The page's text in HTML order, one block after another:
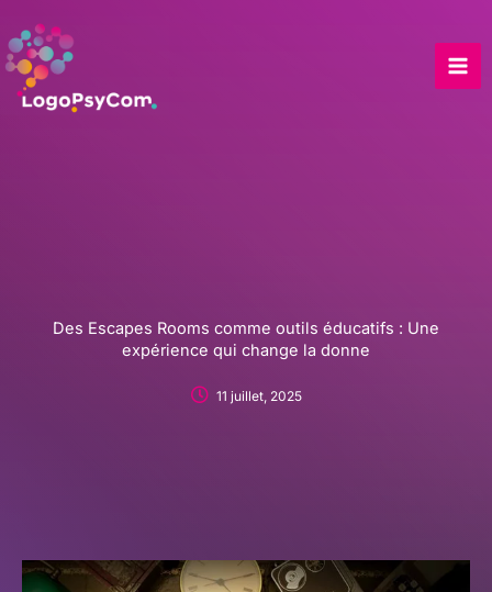
to
content
Des Escapes Rooms comme outils éducatifs : Une
expérience qui change la donne
11 juillet, 2025